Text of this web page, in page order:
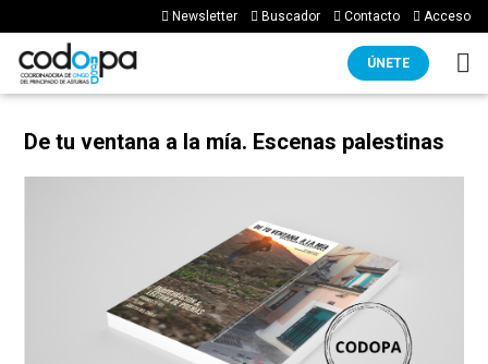
Newsletter Buscador Contacto Acceso
ÚNETE
De tu ventana a la mía. Escenas palestinas